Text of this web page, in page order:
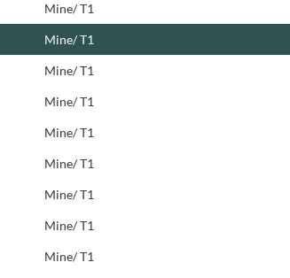
Mine/ T1
Mine/ T1
Mine/ T1
Mine/ T1
Mine/ T1
Mine/ T1
Mine/ T1
Mine/ T1
Mine/ T1